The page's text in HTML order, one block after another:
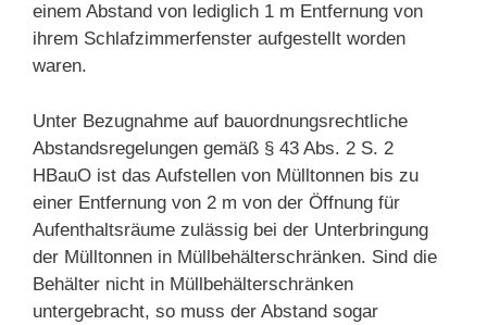
einem Abstand von lediglich 1 m Entfernung von
ihrem Schlafzimmerfenster aufgestellt worden
waren.
Unter Bezugnahme auf bauordnungsrechtliche
Abstandsregelungen gemäß § 43 Abs. 2 S. 2
HBauO ist das Aufstellen von Mülltonnen bis zu
einer Entfernung von 2 m von der Öffnung für
Aufenthaltsräume zulässig bei der Unterbringung
der Mülltonnen in Müllbehälterschränken. Sind die
Behälter nicht in Müllbehälterschränken
untergebracht, so muss der Abstand sogar